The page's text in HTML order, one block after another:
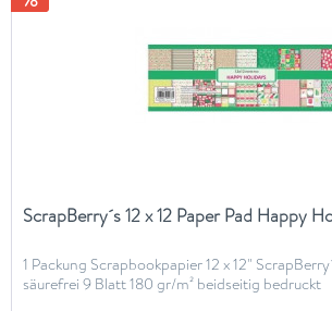
ScrapBerry´s 12 x 12 Paper Pad Happy
1 Packung Scrapbookpapier 12 x 12"
säurefrei 9 Blatt 180 gr/m² beidseitig bedruckt